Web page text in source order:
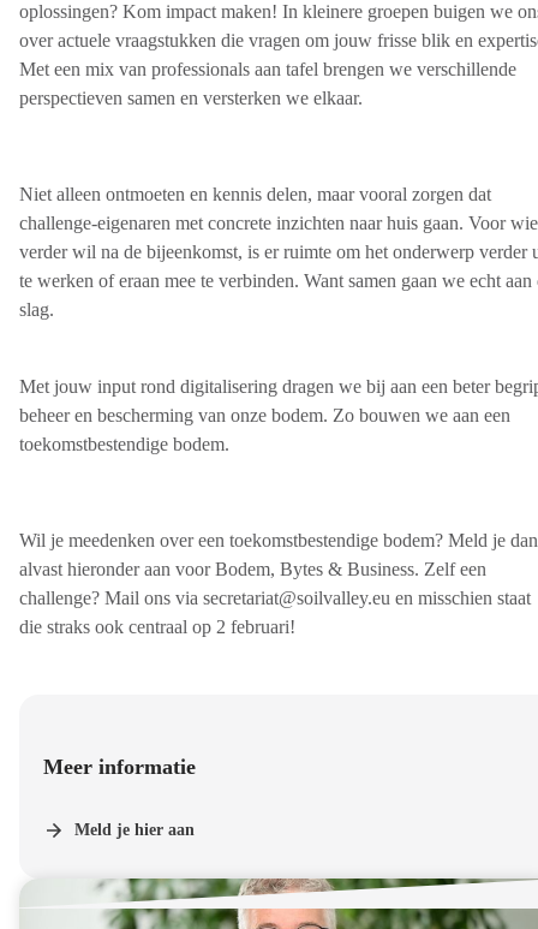
oplossingen? Kom impact maken! In kleinere groepen buigen we
over actuele vraagstukken die vragen om jouw frisse blik en
Met een mix van professionals aan tafel brengen we verschillende
perspectieven samen en versterken we elkaar.
Niet alleen ontmoeten en kennis delen, maar vooral zorgen dat
challenge-eigenaren met concrete inzichten naar huis gaan. Voor wie
verder wil na de bijeenkomst, is er ruimte om het onderwerp verder
te werken of eraan mee te verbinden. Want samen gaan we echt aan
slag.
Met jouw input rond digitalisering dragen we bij aan een beter
beheer en bescherming van onze bodem. Zo bouwen we aan een
toekomstbestendige bodem.
Wil je meedenken over een toekomstbestendige bodem? Meld je dan
alvast hieronder aan voor Bodem, Bytes & Business. Zelf een
challenge? Mail ons via secretariat@soilvalley.eu en misschien staat
die straks ook centraal op 2 februari!
Meer informatie
Meld je hier aan